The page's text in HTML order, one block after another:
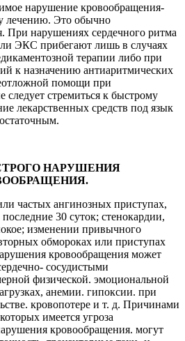
нарушение кровообращения-
лечению. Это обычно
При нарушениях сердечного ритма
ЭКС прибегают лишь в случаях
терапии либо при
к назначению антиаритмических
помощи при
следует стремиться к быстрому
лекарственных средств под язык
НАРУШЕНИЯ
частых ангинозных приступах,
30 суток; стенокардии,
изменении привычного
обмороках или приступах
кровообращения может
сосудистыми
физической. эмоциональной
анемии. гипоксии. при
кровопотере и т. д. Причинами
имеется угроза
кровообращения. могут